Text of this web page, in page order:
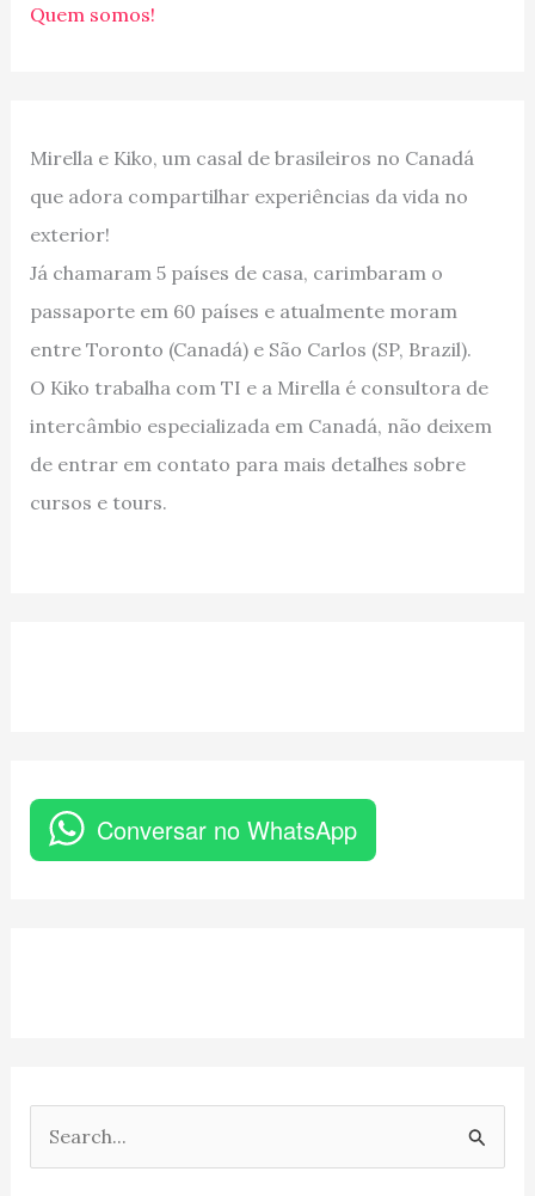
Quem somos!
Mirella e Kiko, um casal de brasileiros no Canadá
que adora compartilhar experiências da vida no
exterior!
Já chamaram 5 países de casa, carimbaram o
passaporte em 60 países e atualmente moram
entre Toronto (Canadá) e São Carlos (SP, Brazil).
O Kiko trabalha com TI e a Mirella é consultora de
intercâmbio especializada em Canadá, não deixem
de entrar em contato para mais detalhes sobre
cursos e tours.
Conversar no WhatsApp